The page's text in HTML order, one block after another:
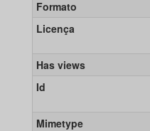
Formato
Licença
Has views
Id
Mimetype